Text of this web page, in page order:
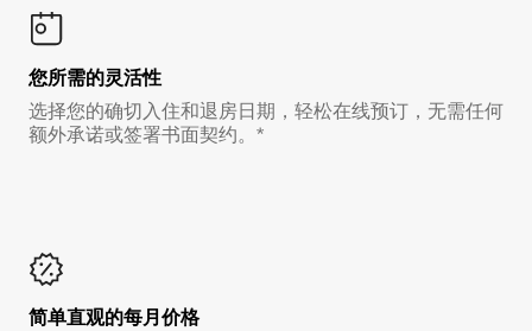
您所需的灵活性
选择您的确切入住和退房日期，轻松在线预订，无需任何
额外承诺或签署书面契约。*
简单直观的每月价格